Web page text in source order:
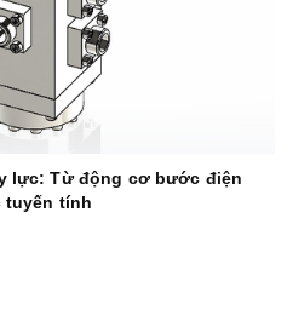
lực: Từ động cơ bước điện
tuyến tính